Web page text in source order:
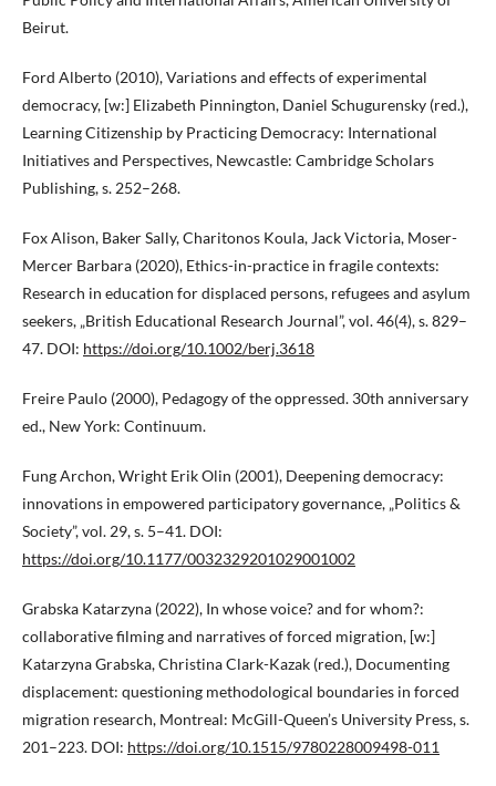
Beirut.
Ford Alberto (2010), Variations and effects of experimental
democracy, [w:] Elizabeth Pinnington, Daniel Schugurensky (red.),
Learning Citizenship by Practicing Democracy: International
Initiatives and Perspectives, Newcastle: Cambridge Scholars
Publishing, s. 252–268.
Fox Alison, Baker Sally, Charitonos Koula, Jack Victoria, Moser-
Mercer Barbara (2020), Ethics-in-practice in fragile contexts:
Research in education for displaced persons, refugees and asylum
seekers, „British Educational Research Journal”, vol. 46(4), s. 829–
47. DOI: https://doi.org/10.1002/berj.3618
Freire Paulo (2000), Pedagogy of the oppressed. 30th anniversary
ed., New York: Continuum.
Fung Archon, Wright Erik Olin (2001), Deepening democracy:
innovations in empowered participatory governance, „Politics &
Society”, vol. 29, s. 5–41. DOI:
https://doi.org/10.1177/0032329201029001002
Grabska Katarzyna (2022), In whose voice? and for whom?:
collaborative filming and narratives of forced migration, [w:]
Katarzyna Grabska, Christina Clark-Kazak (red.), Documenting
displacement: questioning methodological boundaries in forced
migration research, Montreal: McGill-Queen’s University Press, s.
201–223. DOI: https://doi.org/10.1515/9780228009498-011